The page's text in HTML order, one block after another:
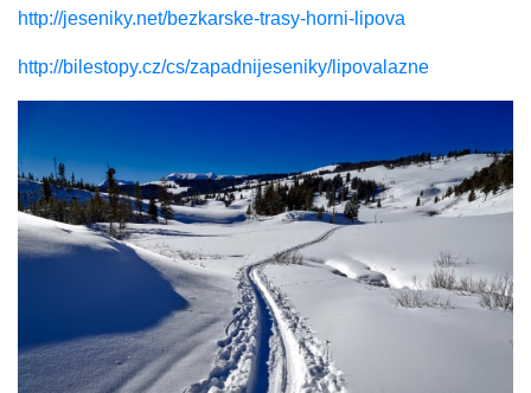
http://jeseniky.net/bezkarske-trasy-horni-lipova
http://bilestopy.cz/cs/zapadnijeseniky/lipovalazne